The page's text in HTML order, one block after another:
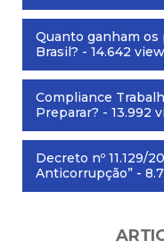
Quanto ganham
Brasil? - 14.642
Compliance
Preparar? - 13.992
Decreto nº 11.129/
Anticorrupção” -